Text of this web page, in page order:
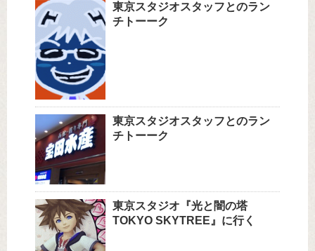
東京スタジオスタッフとのラン
チトーーク
東京スタジオスタッフとのラン
チトーーク
東京スタジオ『光と闇の塔
TOKYO SKYTREE』に行く